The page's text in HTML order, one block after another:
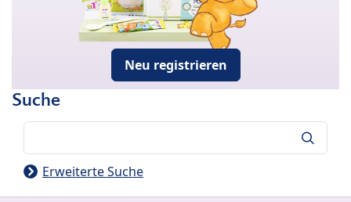
Neu registrieren
Suche
Erweiterte Suche